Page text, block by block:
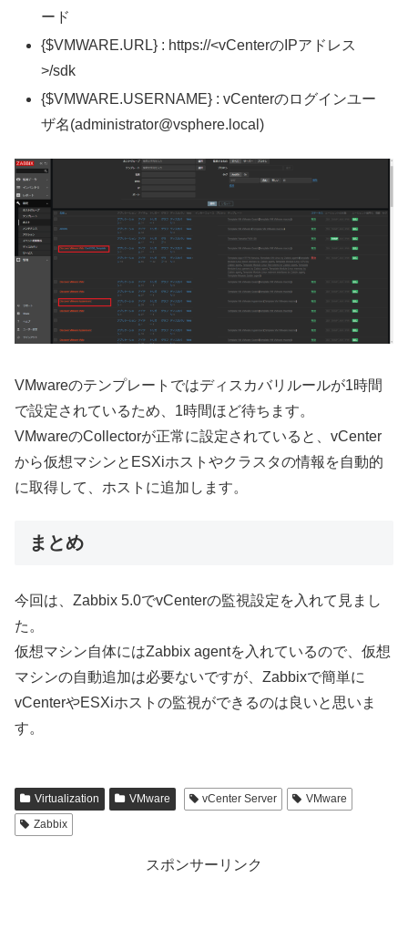
ード
{$VMWARE.URL} : https://<vCenterのIPアドレス
>/sdk
{$VMWARE.USERNAME} : vCenterのログインユー
ザ名(administrator@vsphere.local)
VMwareのテンプレートではディスカバリルールが1時間
で設定されているため、1時間ほど待ちます。
VMwareのCollectorが正常に設定されていると、vCenter
から仮想マシンとESXiホストやクラスタの情報を自動的
に取得して、ホストに追加します。
まとめ
今回は、Zabbix 5.0でvCenterの監視設定を入れて見まし
た。
仮想マシン自体にはZabbix agentを入れているので、仮想
マシンの自動追加は必要ないですが、Zabbixで簡単に
vCenterやESXiホストの監視ができるのは良いと思いま
す。
Virtualization VMware vCenter Server
VMware
Zabbix
スポンサーリンク